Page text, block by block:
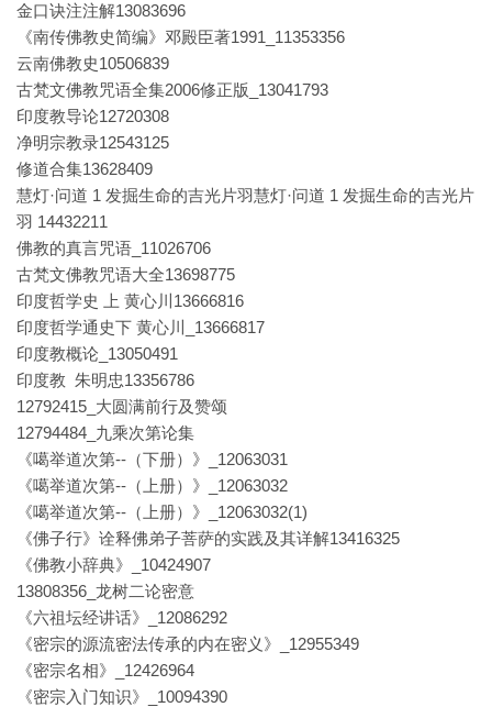
金口诀注注解13083696
《南传佛教史简编》邓殿臣著1991_11353356
云南佛教史10506839
古梵文佛教咒语全集2006修正版_13041793
印度教导论12720308
净明宗教录12543125
修道合集13628409
慧灯·问道 1 发掘生命的吉光片羽慧灯·问道 1 发掘生命的吉光片
羽 14432211
佛教的真言咒语_11026706
古梵文佛教咒语大全13698775
印度哲学史 上 黄心川13666816
印度哲学通史下 黄心川_13666817
印度教概论_13050491
印度教 朱明忠13356786
12792415_大圆满前行及赞颂
12794484_九乘次第论集
《噶举道次第--（下册）》_12063031
《噶举道次第--（上册）》_12063032
《噶举道次第--（上册）》_12063032(1)
《佛子行》诠释佛弟子菩萨的实践及其详解13416325
《佛教小辞典》_10424907
13808356_龙树二论密意
《六祖坛经讲话》_12086292
《密宗的源流密法传承的内在密义》_12955349
《密宗名相》_12426964
《密宗入门知识》_10094390